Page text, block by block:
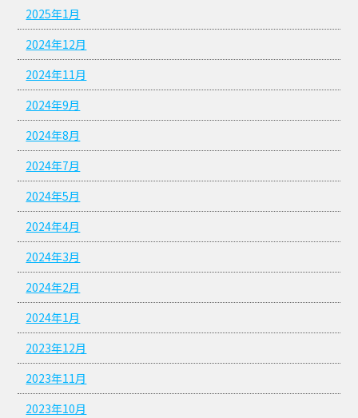
2025年1月
2024年12月
2024年11月
2024年9月
2024年8月
2024年7月
2024年5月
2024年4月
2024年3月
2024年2月
2024年1月
2023年12月
2023年11月
2023年10月